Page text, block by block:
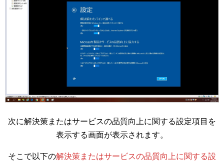
次に解決策またはサービスの品質向上に関する設定項目を
表示する画面が表示されます。
そこで以下の解決策またはサービスの品質向上に関する設